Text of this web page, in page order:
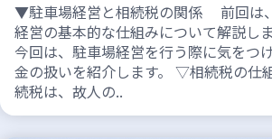
▼駐車場経営と相続税の関係 前回は
経営の基本的な仕組みについて解説しま
今回は、駐車場経営を行う際に気をつ
金の扱いを紹介します。 ▽相続税の
続税は、故人の..